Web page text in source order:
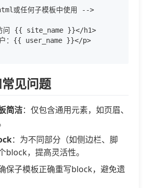
或任何子模板中使用 -->
问 {{ site_name }}</h1>
：{{ user_name }}</p>
见问题
简洁：仅包含通用元素，如页眉、
：为不同部分（如侧边栏、脚
block，提高灵活性。
保子模板正确重写block，避免遗